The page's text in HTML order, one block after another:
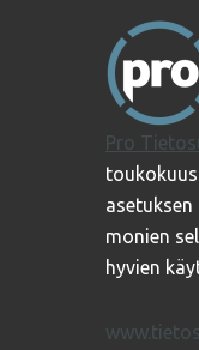
Pro
monien
hyvien